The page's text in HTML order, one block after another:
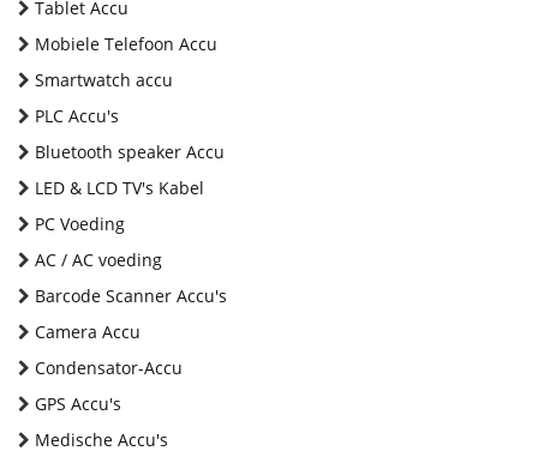
Tablet Accu
Mobiele Telefoon Accu
Smartwatch accu
PLC Accu's
Bluetooth speaker Accu
LED & LCD TV's Kabel
PC Voeding
AC / AC voeding
Barcode Scanner Accu's
Camera Accu
Condensator-Accu
GPS Accu's
Medische Accu's